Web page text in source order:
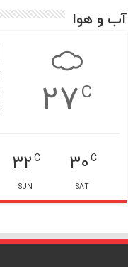
آب و هوا
27C
30C
SAT
32C
SUN